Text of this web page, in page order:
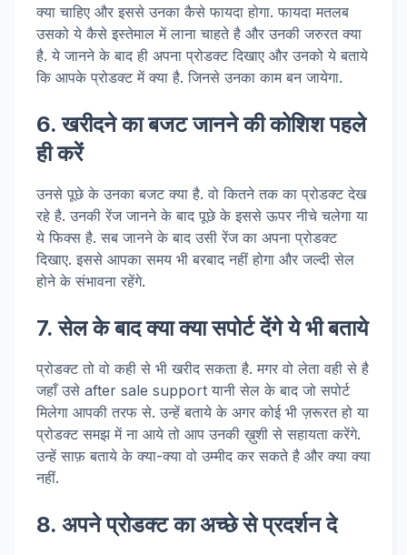
क्या चाहिए और इससे उनका कैसे फायदा होगा. फायदा मतलब
उसको ये कैसे इस्तेमाल में लाना चाहते है और उनकी जरुरत क्या
है. ये जानने के बाद ही अपना प्रोडक्ट दिखाए और उनको ये बताये
कि आपके प्रोडक्ट में क्या है. जिनसे उनका काम बन जायेगा.
6. खरीदने का बजट जानने की कोशिश पहले
ही करें
उनसे पूछे के उनका बजट क्या है. वो कितने तक का प्रोडक्ट देख
रहे है. उनकी रेंज जानने के बाद पूछे के इससे ऊपर नीचे चलेगा या
ये फिक्स है. सब जानने के बाद उसी रेंज का अपना प्रोडक्ट
दिखाए. इससे आपका समय भी बरबाद नहीं होगा और जल्दी सेल
होने के संभावना रहेंगे.
7. सेल के बाद क्या क्या सपोर्ट देंगे ये भी बताये
प्रोडक्ट तो वो कही से भी खरीद सकता है. मगर वो लेता वही से है
जहाँ उसे after sale support यानी सेल के बाद जो सपोर्ट
मिलेगा आपकी तरफ से. उन्हें बताये के अगर कोई भी ज़रूरत हो या
प्रोडक्ट समझ में ना आये तो आप उनकी ख़ुशी से सहायता करेंगे.
उन्हें साफ़ बताये के क्या-क्या वो उम्मीद कर सकते है और क्या क्या
नहीं.
8. अपने प्रोडक्ट का अच्छे से प्रदर्शन दे